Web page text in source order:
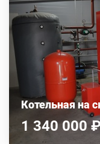
Котельная на
1 340 000